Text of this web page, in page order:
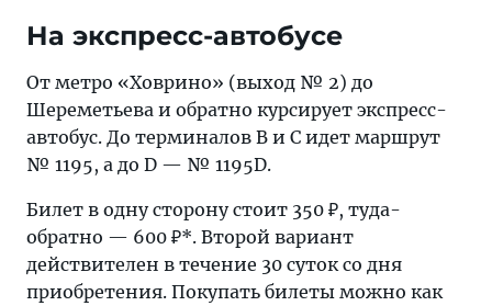
На экспресс-автобусе
От метро «Ховрино» (выход № 2) до
Шереметьева и обратно курсирует экспресс-
автобус. До терминалов B и C идет маршрут
№ 1195, а до D — № 1195D.
Билет в одну сторону стоит 350 ₽, туда-
обратно — 600 ₽*. Второй вариант
действителен в течение 30 суток со дня
приобретения. Покупать билеты можно как